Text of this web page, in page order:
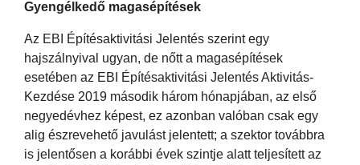
Gyengélkedő magasépítések
Az EBI Építésaktivitási Jelentés szerint egy
hajszálnyival ugyan, de nőtt a magasépítések
esetében az EBI Építésaktivitási Jelentés Aktivitás-
Kezdése 2019 második három hónapjában, az első
negyedévhez képest, ez azonban valóban csak egy
alig észrevehető javulást jelentett; a szektor továbbra
is jelentősen a korábbi évek szintje alatt teljesített az